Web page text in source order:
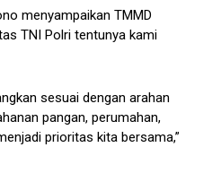
menyampaikan TMMD
TNI Polri tentunya kami
sesuai dengan arahan
pangan, perumahan,
prioritas kita bersama,”